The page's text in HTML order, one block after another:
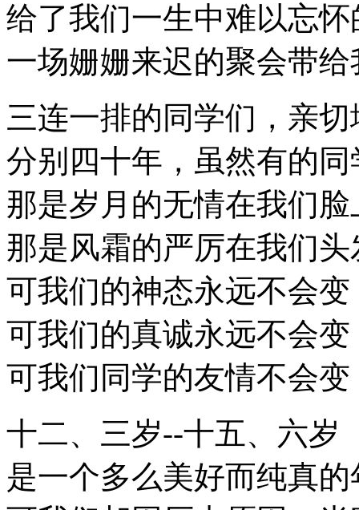
给了我们一生中难以忘怀
一场姗姗来迟的聚会带
三连一排的同学们，亲
分别四十年，虽然有的
那是岁月的无情在我们
那是风霜的严厉在我们
可我们的神态永远不会变
可我们的真诚永远不会变
可我们同学的友情不会变
十二、三岁--十五、六岁
是一个多么美好而纯真的